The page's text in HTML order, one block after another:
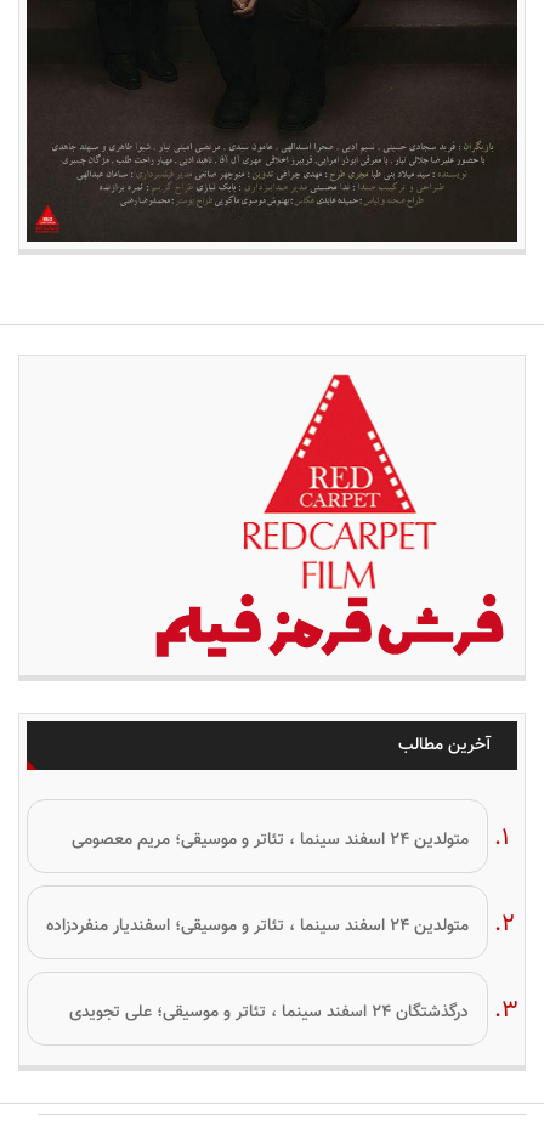
آخرین مطالب
متولدین ۲۴ اسفند سینما ، تئاتر و موسیقی؛ مریم معصومی
متولدین ۲۴ اسفند سینما ، تئاتر و موسیقی؛ اسفندیار منفردزاده
درگذشتگان ۲۴ اسفند سینما ، تئاتر و موسیقی؛ علی تجویدی